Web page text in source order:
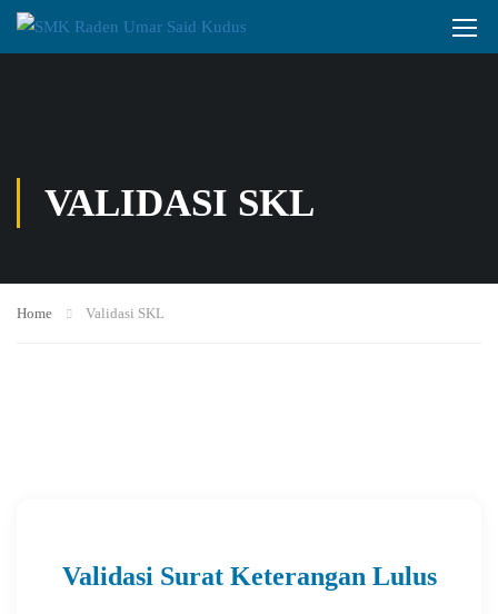
VALIDASI SKL
Home Validasi SKL
Validasi Surat Keterangan Lulus